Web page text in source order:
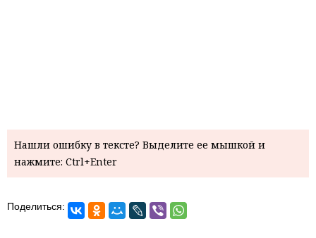
Нашли ошибку в тексте? Выделите ее мышкой и
нажмите: Ctrl+Enter
Поделиться: